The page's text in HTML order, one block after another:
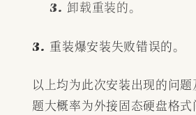
卸载重装的。
重装爆安装失败错误的。
以上均为此次安装出现的问
题大概率为外接固态硬盘格